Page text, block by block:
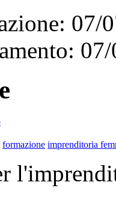
07/
formazione imprenditoria